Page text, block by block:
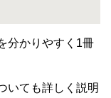
分かりやすく1冊
いても詳しく説明